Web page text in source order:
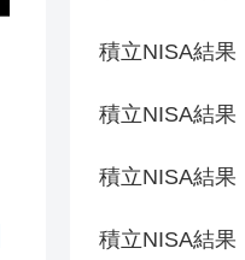
積立NISA結果
積立NISA結果
積立NISA結果
積立NISA結果